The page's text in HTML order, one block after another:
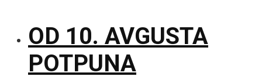
OD 10. AVGUSTA
POTPUNA